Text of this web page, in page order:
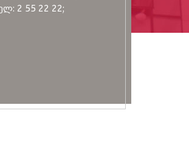
2 55 22 22;